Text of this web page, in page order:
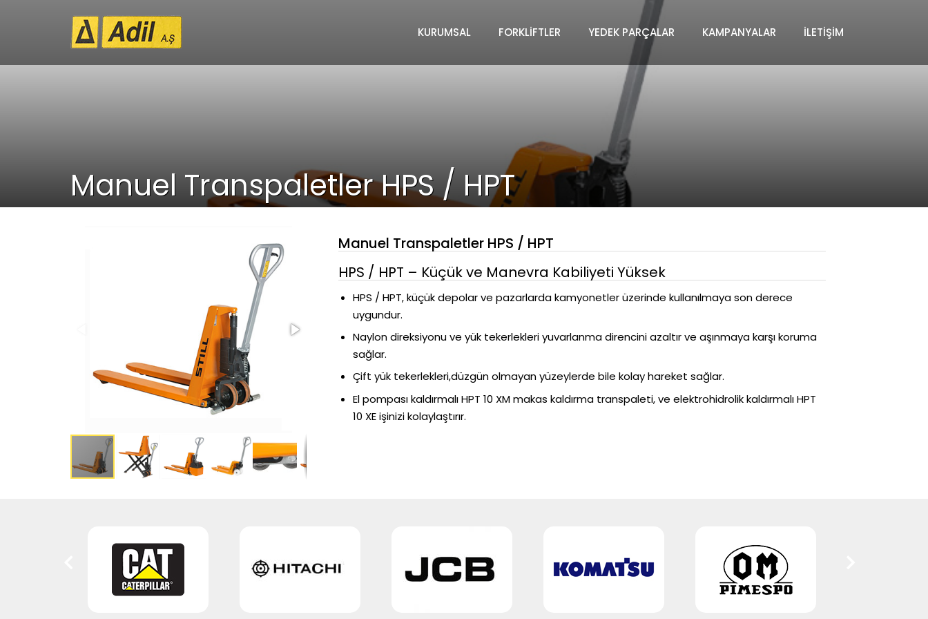
KURUMSAL FORKLIFTLER YEDEK PARÇALAR KAMPANYALAR İLETIŞIM
Manuel Transpaletler HPS / HPT
Manuel Transpaletler HPS / HPT
HPS / HPT – Küçük ve Manevra Kabiliyeti Yüksek
HPS / HPT, küçük depolar ve pazarlarda kamyonetler üzerinde kullanılmaya son derece
uygundur.
Naylon direksiyonu ve yük tekerlekleri yuvarlanma direncini azaltır ve aşınmaya karşı koruma
sağlar.
Çift yük tekerlekleri,düzgün olmayan yüzeylerde bile kolay hareket sağlar.
El pompası kaldırmalı HPT 10 XM makas kaldırma transpaleti, ve elektrohidrolik kaldırmalı HPT
10 XE işinizi kolaylaştırır.